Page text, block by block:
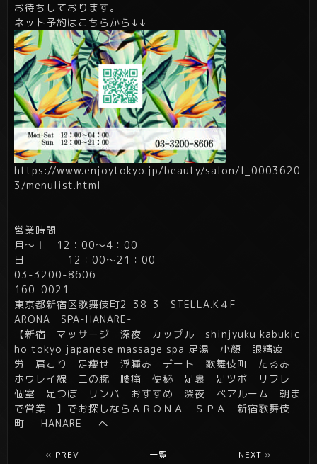
お待ちしております。
ネット予約はこちらから↓↓
https://www.enjoytokyo.jp/beauty/salon/l_0003620
3/menulist.html
営業時間
月～土 12：00～4：00
日 12：00～21：00
03-3200-8606
160-0021
東京都新宿区歌舞伎町2-38-3 STELLA.K４F
ARONA SPA-HANARE-
【新宿 マッサージ 深夜 カップル shinjyuku kabukic
ho tokyo japanese massage spa 足湯 小顔 眼精疲
労 肩こり 足痩せ 浮腫み デート 歌舞伎町 たるみ
ホウレイ線 二の腕 腰痛 便秘 足裏 足ツボ リフレ
個室 足つぼ リンパ おすすめ 深夜 ペアルーム 朝ま
で営業 】でお探しならＡＲＯＮＡ ＳＰＡ 新宿歌舞伎
町 -HANARE- へ
« PREV 一覧 NEXT »